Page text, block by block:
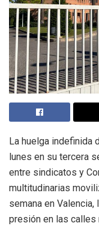
La huelga indefinida
lunes en su tercera
entre sindicatos y
multitudinarias
semana en
presión en las calles